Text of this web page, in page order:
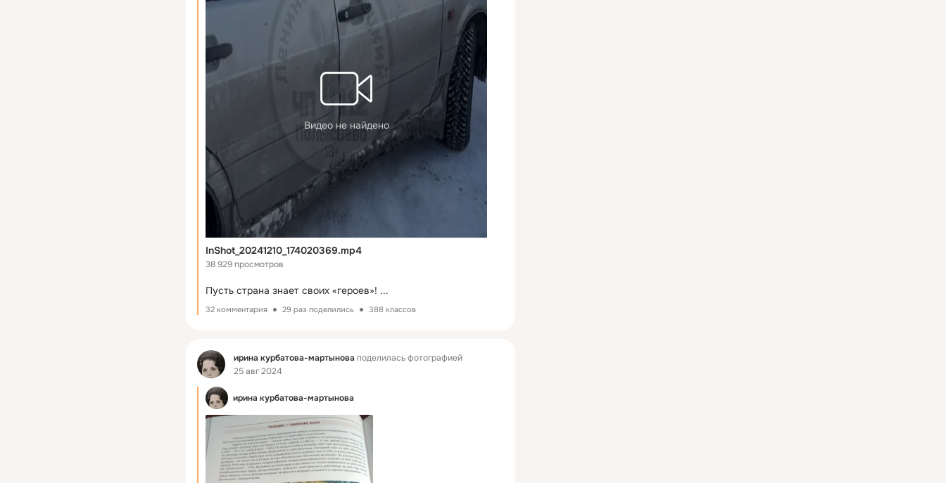
Видео не найдено
InShot_20241210_174020369.mp4
38 929 просмотров
Пусть страна знает своих «героев»! ...
32 комментария 29 раз поделились 388 классов
Фид ирина курбатова-мартынова поделилась фотографией
25 авг 2024
ирина курбатова-мартынова